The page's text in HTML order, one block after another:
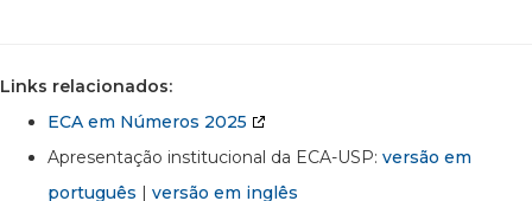
Links relacionados:
ECA em Números 2025
Apresentação institucional da ECA-USP: versão em
português | versão em inglês